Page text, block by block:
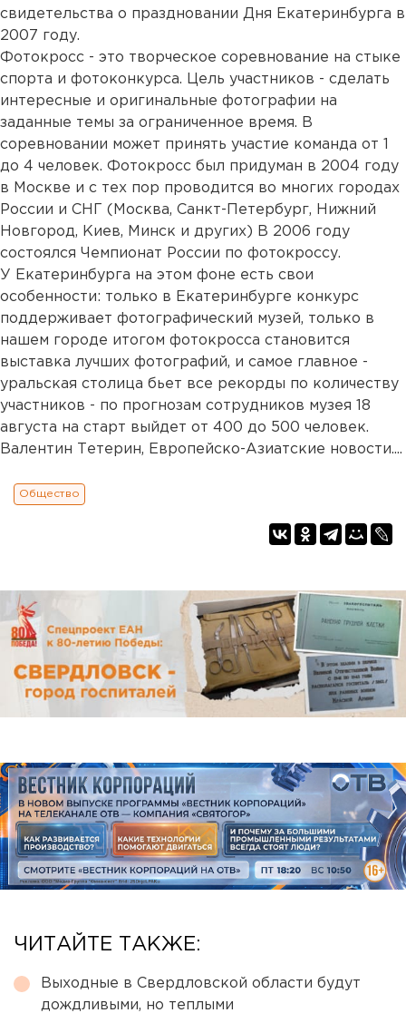
свидетельства о праздновании Дня Екатеринбурга в
2007 году.
Фотокросс - это творческое соревнование на стыке
спорта и фотоконкурса. Цель участников - сделать
интересные и оригинальные фотографии на
заданные темы за ограниченное время. В
соревновании может принять участие команда от 1
до 4 человек. Фотокросс был придуман в 2004 году
в Москве и с тех пор проводится во многих городах
России и СНГ (Москва, Санкт-Петербург, Нижний
Новгород, Киев, Минск и других) В 2006 году
состоялся Чемпионат России по фотокроссу.
У Екатеринбурга на этом фоне есть свои
особенности: только в Екатеринбурге конкурс
поддерживает фотографический музей, только в
нашем городе итогом фотокросса становится
выставка лучших фотографий, и самое главное -
уральская столица бьет все рекорды по количеству
участников - по прогнозам сотрудников музея 18
августа на старт выйдет от 400 до 500 человек.
Валентин Тетерин, Европейско-Азиатские новости....
Общество
ЧИТАЙТЕ ТАКЖЕ:
Выходные в Свердловской области будут
дождливыми, но теплыми